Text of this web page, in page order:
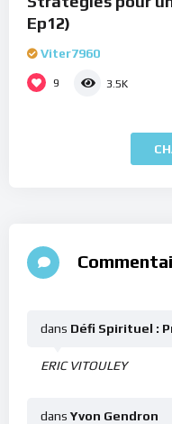
Ep12)
Viter7960
9 3.5K
ERIC VITOULEY
dans Défi Spirituel :
dans Yvon Gendron